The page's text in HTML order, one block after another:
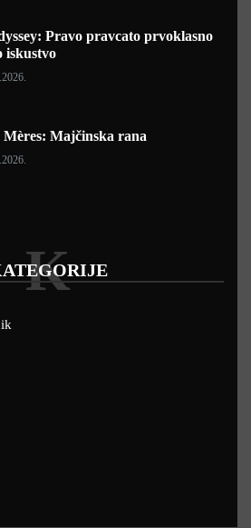
Pravo pravcato prvoklasno
iskustvo
Mères: Majčinska rana
K